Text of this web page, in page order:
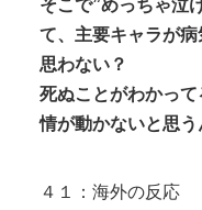
そこで”めっちゃ泣
て、主要キャラが
思わない？
死ぬことがわかっ
情が動かないと思う
４１：海外の反応